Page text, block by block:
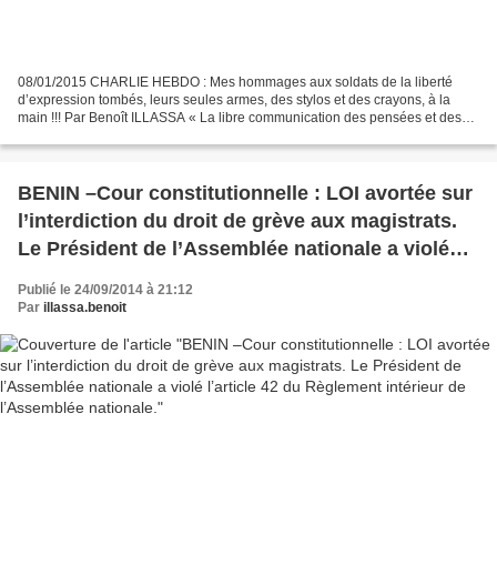
08/01/2015 CHARLIE HEBDO : Mes hommages aux soldats de la liberté
d’expression tombés, leurs seules armes, des stylos et des crayons, à la
main !!! Par Benoît ILLASSA « La libre communication des pensées et des
BENIN –Cour constitutionnelle : LOI avortée sur
l’interdiction du droit de grève aux magistrats.
Le Président de l’Assemblée nationale a violé
l’article 42 du Règlement intérieur de
l’Assemblée nationale.
Publié le 24/09/2014 à 21:12
Par illassa.benoit